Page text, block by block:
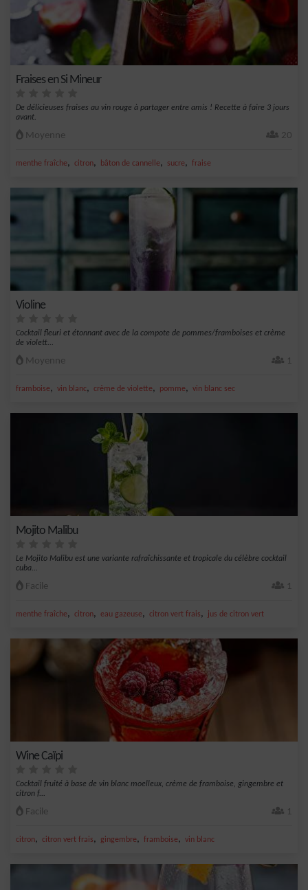
Fraises en Si Mineur
De délicieuses fraises au vin rouge à partager entre amis ! Recette à faire 3 jours
avant.
Moyenne 20
menthe fraîche, citron, bâton de cannelle, sucre, fraise
Violine
Cocktail fleuri et étonnant avec de la compote de pommes/framboises et crème
de violett...
Moyenne 1
framboise, vin blanc, crème de violette, pomme, vin blanc sec
Mojito Malibu
Le Mojito Malibu est une variante rafraîchissante et tropicale du célèbre cocktail
cuba...
Facile 1
menthe fraîche, citron, eau gazeuse, citron vert frais, jus de citron vert
Wine Caïpi
Cocktail fruité à base de vin blanc moelleux, crème de framboise, gingembre et
citron f...
Facile 1
citron, citron vert frais, gingembre, framboise, vin blanc